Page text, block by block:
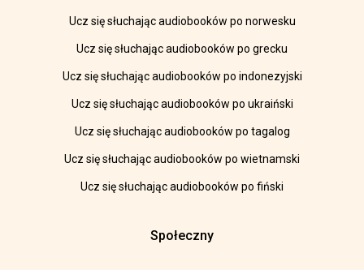
Ucz się słuchając audiobooków po norwesku
Ucz się słuchając audiobooków po grecku
Ucz się słuchając audiobooków po indonezyjski
Ucz się słuchając audiobooków po ukraiński
Ucz się słuchając audiobooków po tagalog
Ucz się słuchając audiobooków po wietnamski
Ucz się słuchając audiobooków po fiński
Społeczny